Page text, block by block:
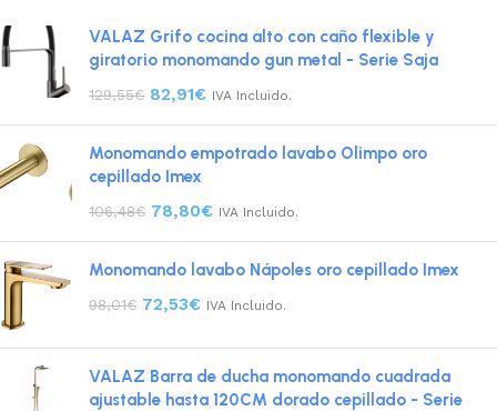
VALAZ Grifo cocina alto con caño flexible y
giratorio monomando gun metal - Serie Saja
129,55€ 82,91€ IVA Incluido.
Monomando empotrado lavabo Olimpo oro
cepillado Imex
106,48€ 78,80€ IVA Incluido.
Monomando lavabo Nápoles oro cepillado Imex
98,01€ 72,53€ IVA Incluido.
VALAZ Barra de ducha monomando cuadrada
ajustable hasta 120CM dorado cepillado - Serie